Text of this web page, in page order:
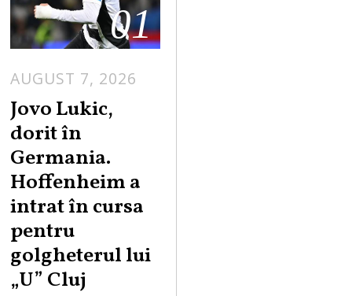
01
AUGUST 7, 2026
Jovo Lukic,
dorit în
Germania.
Hoffenheim a
intrat în cursa
pentru
golgheterul lui
„U” Cluj